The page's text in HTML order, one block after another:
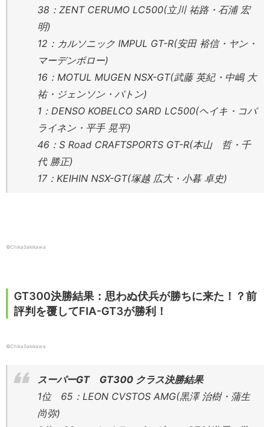
38：ZENT CERUMO LC500(立川 祐路・石浦 宏
明)
12：カルソニック IMPUL GT-R(安田 裕信・ヤン・
マーデンボロー)
16：MOTUL MUGEN NSX-GT(武藤 英紀・中嶋 大
祐・ジェンソン・バトン)
1：DENSO KOBELCO SARD LC500(ヘイキ・コバ
ライネン・平手 晃平)
46：S Road CRAFTSPORTS GT-R(本山 哲・千
代 勝正)
17：KEIHIN NSX-GT(塚越 広大・小暮 卓史)
©ChikaSakikawa
GT300決勝結果：思わぬ伏兵が勝ちに来た！？前
評判を覆してFIA-GT3が勝利！
©ChikaSakikawa
スーパーGT GT300 クラス決勝結果
1位 65：LEON CVSTOS AMG(黒澤 治樹・蒲生
尚弥)